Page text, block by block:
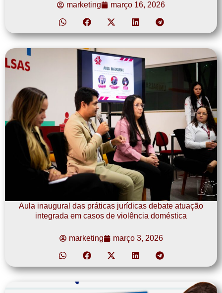
marketing março 16, 2026
Aula inaugural das práticas jurídicas debate atuação
integrada em casos de violência doméstica
marketing março 3, 2026